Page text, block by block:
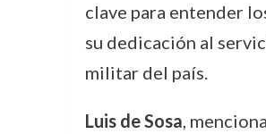
clave para entender
su dedicación al
militar del país.
Luis de Sosa,